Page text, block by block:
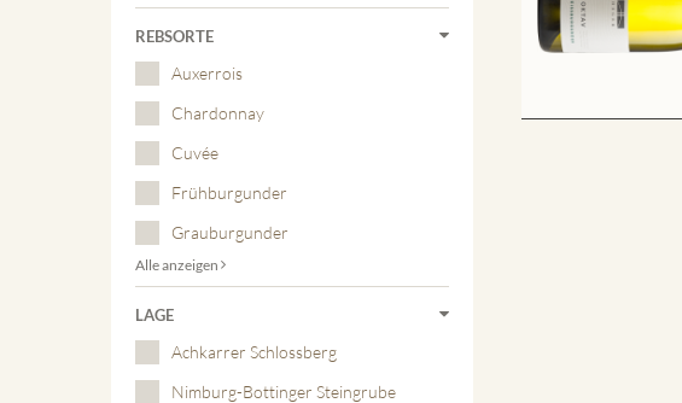
REBSORTE
Auxerrois
Chardonnay
Cuvée
Frühburgunder
Grauburgunder
Alle anzeigen
LAGE
Achkarrer Schlossberg
Nimburg-Bottinger Steingrube